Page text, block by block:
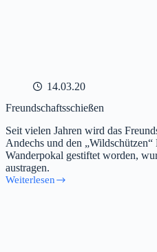
14.03.20
Freundschaftsschießen
Seit vielen Jahren wird das
Andechs und den
Wanderpokal gestiftet worden,
austragen.
Weiterlesen
Freundschaftsschießen